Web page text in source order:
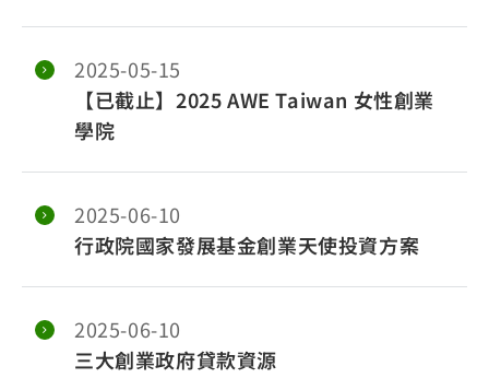
2025-05-15
【已截止】2025 AWE Taiwan 女性創業
學院
2025-06-10
行政院國家發展基金創業天使投資方案
2025-06-10
三大創業政府貸款資源